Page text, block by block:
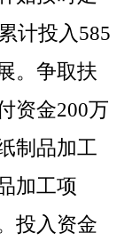
计投入585
。争取扶
资金200万
制品加工
加工项
投入资金